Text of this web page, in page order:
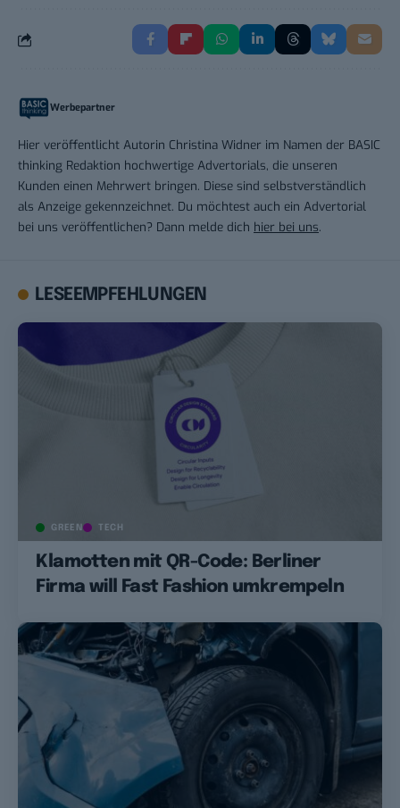
Werbepartner
Hier veröffentlicht Autorin Christina Widner im Namen der BASIC
thinking Redaktion hochwertige Advertorials, die unseren
Kunden einen Mehrwert bringen. Diese sind selbstverständlich
als Anzeige gekennzeichnet. Du möchtest auch ein Advertorial
bei uns veröffentlichen? Dann melde dich hier bei uns.
LESEEMPFEHLUNGEN
GREEN TECH
Klamotten mit QR-Code: Berliner
Firma will Fast Fashion umkrempeln